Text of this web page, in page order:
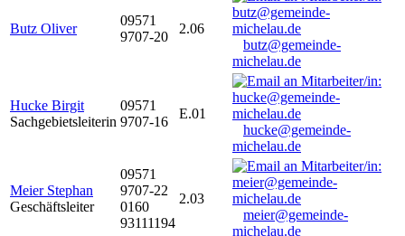
Butz Oliver
09571
9707-20
2.06
butz@gemeinde-
michelau.de
Hucke Birgit
Sachgebietsleiterin
09571
9707-16
E.01
hucke@gemeinde-
michelau.de
Meier Stephan
Geschäftsleiter
09571
9707-22
0160
93111194
2.03
meier@gemeinde-
michelau.de